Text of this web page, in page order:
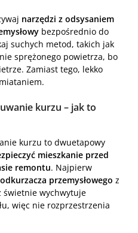
narzędzi z odsysaniem
bezpośrednio do
suchych metod, takich jak
sprężonego powietrza, bo
Zamiast tego, lekko
kurzu – jak to
kurzu to dwuetapowy
mieszkanie przed
remontu. Najpierw
odkurzacza przemysłowego z
świetnie wychwytuje
więc nie rozprzestrzenia